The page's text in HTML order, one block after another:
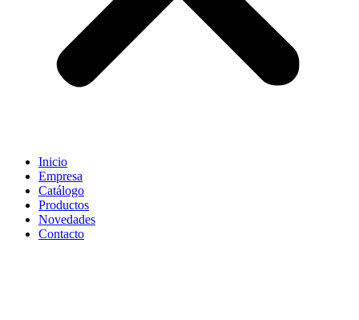
Inicio
Empresa
Catálogo
Productos
Novedades
Contacto